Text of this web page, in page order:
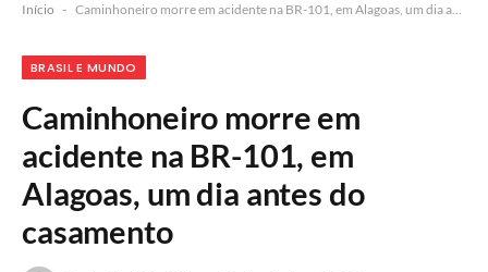
Início - Caminhoneiro morre em acidente na BR-101, em Alagoas, um dia antes do casamento
BRASIL E MUNDO
Caminhoneiro morre em
acidente na BR-101, em
Alagoas, um dia antes do
casamento